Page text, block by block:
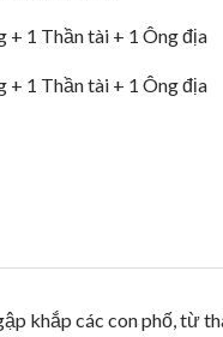
+ 1 Thần tài + 1 Ông địa
+ 1 Thần tài + 1 Ông địa
khắp các con phố, từ